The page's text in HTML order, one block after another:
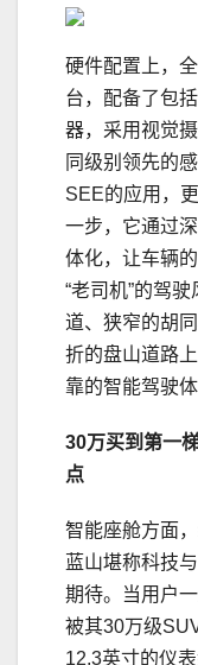
硬件配置上，
台，配备了包
器，采用视觉
同级别领先的
SEE的应用，
一步，它通过
体化，让车辆
“老司机”的驾
道、狭窄的胡
折的盘山道路
靠的智能驾驶体
30万买到第一
点
智能座舱方面
蓝山堪称科技
期待。当用户
被其30万级
12.3英寸的仪